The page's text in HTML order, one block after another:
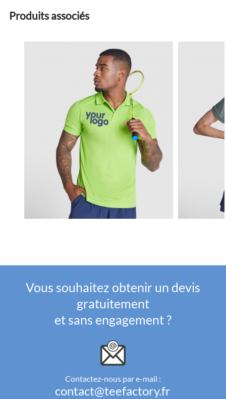
Produits associés
Vous souhaitez obtenir un devis
gratuitement
et sans engagement ?
Contactez-nous par e-mail :
contact@teefactory.fr